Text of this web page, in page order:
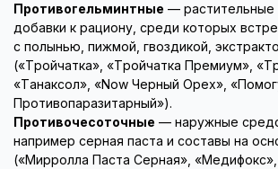
Противогельминтные — растительные
добавки к рациону, среди которых
с полынью, пижмой, гвоздикой,
(«Тройчатка», «Тройчатка Премиум»,
«Танаксол», «Now Черный Орех»,
Противопаразитарный»).
Противочесоточные — наружные
например серная паста и составы на
(«Мирролла Паста Серная»,